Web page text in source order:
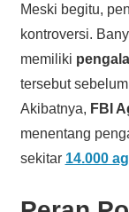
Meski begitu,
kontroversi.
memiliki
tersebut
Akibatnya, FBI
menentang
sekitar 14.000